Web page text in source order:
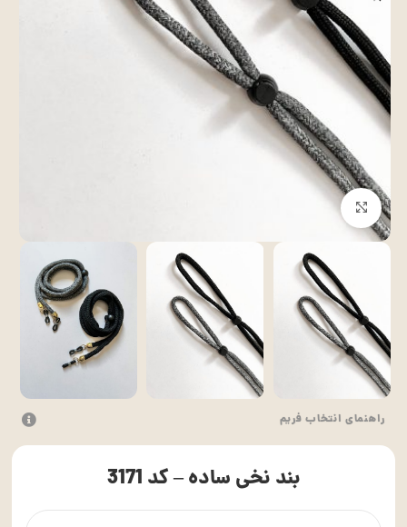
بزرگنمایی تصویر
راهنمای انتخاب فریم
بند نخی ساده – کد 3171